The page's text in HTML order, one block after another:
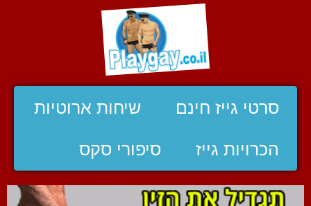
סרטי גייז חינם שיחות ארוטיות
הכרויות גייז סיפורי סקס